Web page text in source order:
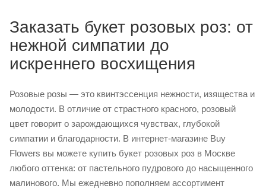
Заказать букет розовых роз: от
нежной симпатии до
искреннего восхищения
Розовые розы — это квинтэссенция нежности, изящества и
молодости. В отличие от страстного красного, розовый
цвет говорит о зарождающихся чувствах, глубокой
симпатии и благодарности. В интернет-магазине Buy
Flowers вы можете купить букет розовых роз в Москве
любого оттенка: от пастельного пудрового до насыщенного
малинового. Мы ежедневно пополняем ассортимент